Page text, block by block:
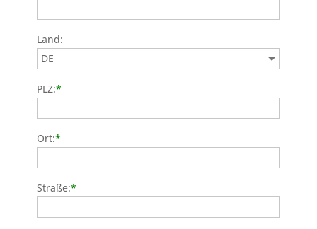
Land:
PLZ:*
Ort:*
Straße:*